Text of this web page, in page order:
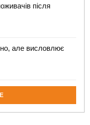
після
але висловлює